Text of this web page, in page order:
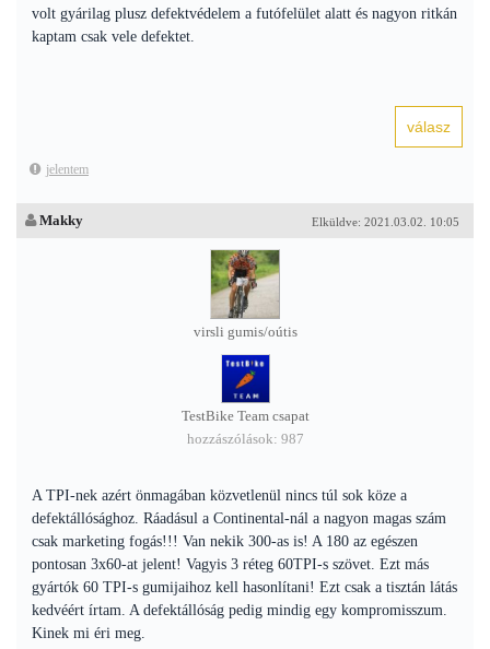
volt gyárilag plusz defektvédelem a futófelület alatt és nagyon ritkán
kaptam csak vele defektet.
jelentem
Elküldve: 2021.03.02. 10:05
Makky
virsli gumis/oútis
TestBike Team csapat
hozzászólások: 987
A TPI-nek azért önmagában közvetlenül nincs túl sok köze a
defektállósághoz. Ráadásul a Continental-nál a nagyon magas szám
csak marketing fogás!!! Van nekik 300-as is! A 180 az egészen
pontosan 3x60-at jelent! Vagyis 3 réteg 60TPI-s szövet. Ezt más
gyártók 60 TPI-s gumijaihoz kell hasonlítani! Ezt csak a tisztán látás
kedvéért írtam. A defektállóság pedig mindig egy kompromisszum.
Kinek mi éri meg.